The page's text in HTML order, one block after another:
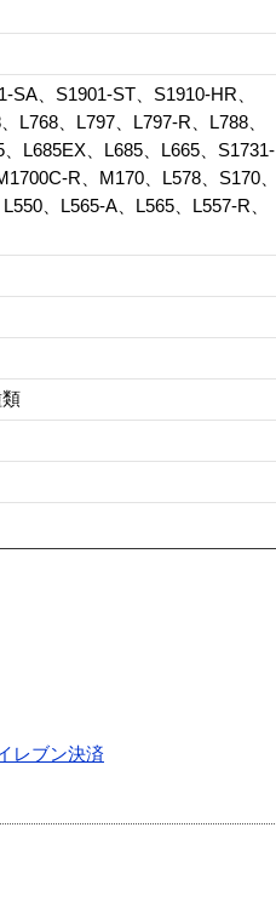
、S1901-ST、S1910-HR、
L768、L797、L797-R、L788、
L685EX、L685、L665、S1731-
R、M170、L578、S170、
、L565-A、L565、L557-R、
レブン決済